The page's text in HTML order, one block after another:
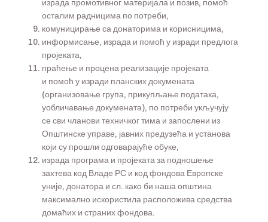
израда промотивног материјала и позив, помоћ
осталим радницима по потреби,
комуницирање са донаторима и корисницима,
информисање, израда и помоћ у изради предлога
пројеката,
праћење и процена реализације пројеката
и помоћ у изради планских докумената
(организовање група, прикупљање података,
уобличавање докумената), по потреби укључују
се сви чланови техничког тима и запослени из
Општинске управе, јавних предузећа и установа
који су прошли одговарајуће обуке,
израда програма и пројеката за подношење
захтева код Владе РС и код фондова Европске
уније, донатора и сл. како би наша општина
максимално искористила расположива средства
домаћих и страних фондова.